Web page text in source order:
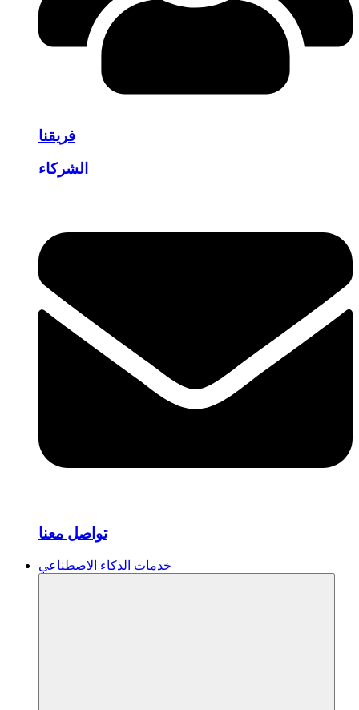
فريقنا
الشركاء
تواصل معنا
خدمات الذكاء الاصطناعي